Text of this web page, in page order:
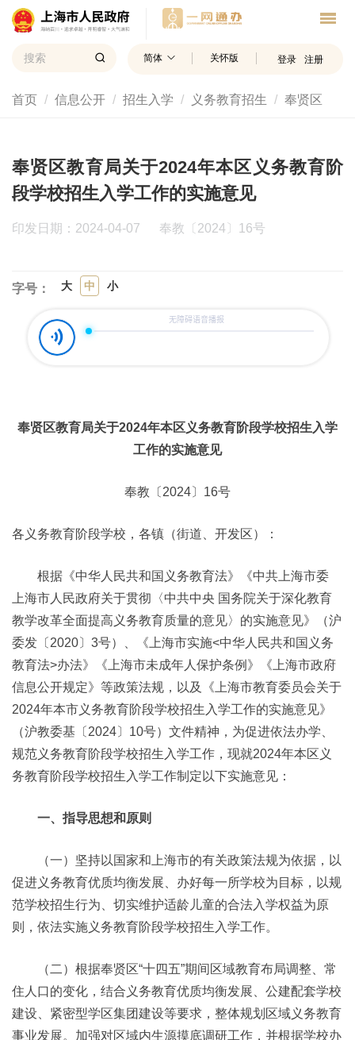
简体 关怀版 登录 注册
首页 信息公开 招生入学 义务教育招生 奉贤区
奉贤区教育局关于2024年本区义务教育阶
段学校招生入学工作的实施意见
印发日期：2024-04-07 奉教〔2024〕16号
字号： 大 中 小
奉贤区教育局关于2024年本区义务教育阶段学校招生入学
工作的实施意见
奉教〔2024〕16号
各义务教育阶段学校，各镇（街道、开发区）：
根据《中华人民共和国义务教育法》《中共上海市委
上海市人民政府关于贯彻〈中共中央 国务院关于深化教育
教学改革全面提高义务教育质量的意见〉的实施意见》（沪
委发〔2020〕3号）、《上海市实施<中华人民共和国义务
教育法>办法》《上海市未成年人保护条例》《上海市政府
信息公开规定》等政策法规，以及《上海市教育委员会关于
2024年本市义务教育阶段学校招生入学工作的实施意见》
（沪教委基〔2024〕10号）文件精神，为促进依法办学、
规范义务教育阶段学校招生入学工作，现就2024年本区义
务教育阶段学校招生入学工作制定以下实施意见：
一、指导思想和原则
（一）坚持以国家和上海市的有关政策法规为依据，以
促进义务教育优质均衡发展、办好每一所学校为目标，以规
范学校招生行为、切实维护适龄儿童的合法入学权益为原
则，依法实施义务教育阶段学校招生入学工作。
（二）根据奉贤区“十四五”期间区域教育布局调整、常
住人口的变化，结合义务教育优质均衡发展、公建配套学校
建设、紧密型学区集团建设等要求，整体规划区域义务教育
事业发展。加强对区域内生源摸底调研工作，并根据学校办